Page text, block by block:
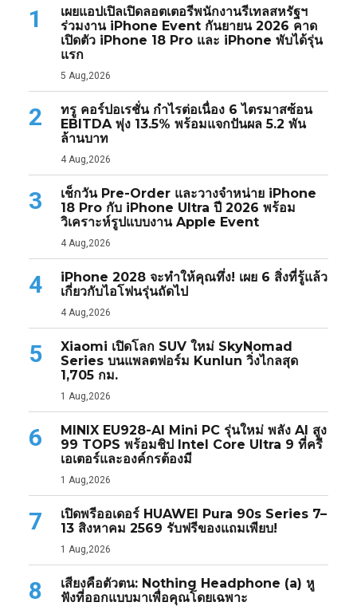
1
เผยแอปเปิลเปิดลอตเตอรีพนักงานรีเทลสหรัฐฯ
ร่วมงาน iPhone Event กันยายน 2026 คาด
เปิดตัว iPhone 18 Pro และ iPhone พับได้รุ่น
แรก
5 Aug,2026
2
ทรู คอร์ปอเรชั่น กำไรต่อเนื่อง 6 ไตรมาสซ้อน
EBITDA พุ่ง 13.5% พร้อมแจกปันผล 5.2 พัน
ล้านบาท
4 Aug,2026
3
เช็กวัน Pre-Order และวางจำหน่าย iPhone
18 Pro กับ iPhone Ultra ปี 2026 พร้อม
วิเคราะห์รูปแบบงาน Apple Event
4 Aug,2026
4
iPhone 2028 จะทำให้คุณทึ่ง! เผย 6 สิ่งที่รู้แล้ว
เกี่ยวกับไอโฟนรุ่นถัดไป
4 Aug,2026
5
Xiaomi เปิดโลก SUV ใหม่ SkyNomad
Series บนแพลตฟอร์ม Kunlun วิ่งไกลสุด
1,705 กม.
1 Aug,2026
6
MINIX EU928-AI Mini PC รุ่นใหม่ พลัง AI สูง
99 TOPS พร้อมชิป Intel Core Ultra 9 ที่ครี
เอเตอร์และองค์กรต้องมี
1 Aug,2026
7
เปิดพรีออเดอร์ HUAWEI Pura 90s Series 7–
13 สิงหาคม 2569 รับฟรีของแถมเพียบ!
1 Aug,2026
8
เสียงคือตัวตน: Nothing Headphone (a) หู
ฟังที่ออกแบบมาเพื่อคุณโดยเฉพาะ